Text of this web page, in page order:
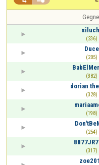
(236)
Duce
(205)
(382)
dorian
(328)
(198)
(254)
(317)